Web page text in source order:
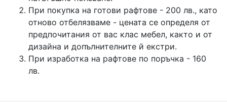
При покупка на готови рафтове - 200 лв., като
отново отбелязваме - цената се определя от
предпочитания от вас клас мебел, както и от
дизайна и допълнителните й екстри.
При изработка на рафтове по поръчка - 160
лв.